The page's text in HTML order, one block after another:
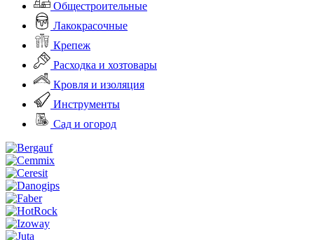
Общестроительные
Лакокрасочные
Крепеж
Расходка и хозтовары
Кровля и изоляция
Инструменты
Сад и огород